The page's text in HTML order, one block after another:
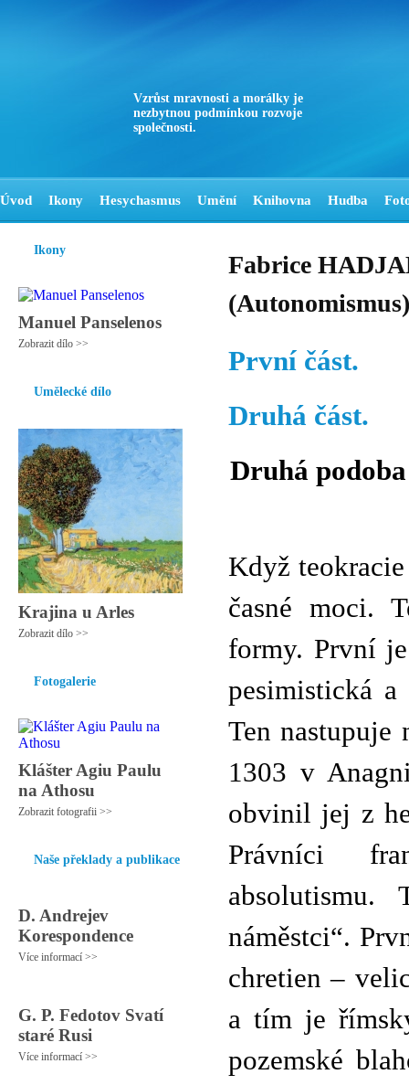
Vzrůst mravnosti a morálky je
nezbytnou podmínkou rozvoje
společnosti.
Úvod Ikony Hesychasmus Umění Knihovna Hudba
Ikony
Manuel Panselenos
Zobrazit dílo >>
Umělecké dílo
Krajina u Arles
Zobrazit dílo >>
Fotogalerie
Klášter Agiu Paulu
na Athosu
Zobrazit fotografii >>
Naše překlady a publikace
D. Andrejev
Korespondence
Více informací >>
G. P. Fedotov Svatí
staré Rusi
Více informací >>
Fabrice
První část.
Druhá část.
Druhá
Když
časné moci.
formy. První
pesimistická
Ten
1303 v
obvinil jej z
Právníci
náměstci“.
chretien –
a tím je
pozemské